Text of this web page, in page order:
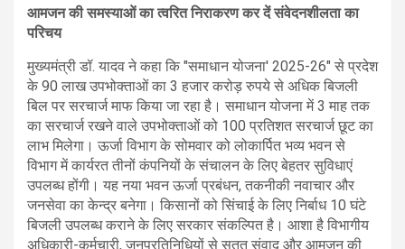
आमजन की समस्याओं का त्वरित निराकरण कर दें संवेदनशीलता का
परिचय
मुख्यमंत्री डॉ. यादव ने कहा कि "समाधान योजना' 2025-26" से प्रदेश
के 90 लाख उपभोक्ताओं का 3 हजार करोड़ रुपये से अधिक बिजली
बिल पर सरचार्ज माफ किया जा रहा है। समाधान योजना में 3 माह तक
का सरचार्ज रखने वाले उपभोक्ताओं को 100 प्रतिशत सरचार्ज छूट का
लाभ मिलेगा। ऊर्जा विभाग के सोमवार को लोकार्पित भव्य भवन से
विभाग में कार्यरत तीनों कंपनियों के संचालन के लिए बेहतर सुविधाएं
उपलब्ध होंगी। यह नया भवन ऊर्जा प्रबंधन, तकनीकी नवाचार और
जनसेवा का केन्द्र बनेगा। किसानों को सिंचाई के लिए निर्बाध 10 घंटे
बिजली उपलब्ध कराने के लिए सरकार संकल्पित है। आशा है विभागीय
अधिकारी-कर्मचारी, जनप्रतिनिधियों से सतत् संवाद और आमजन की